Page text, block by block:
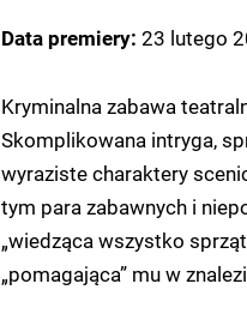
Data premiery: 23 lutego
Kryminalna zabawa
Skomplikowana intryga,
wyraziste charaktery
tym para zabawnych i
„wiedząca wszystko
„pomagająca” mu w